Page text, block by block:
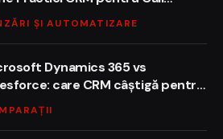
ȘI AUTOMATIZARE
Dynamics 365 vs
care CRM câștigă pentru
în 2026?